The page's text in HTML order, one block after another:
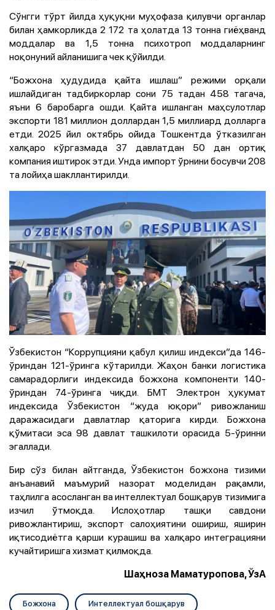
Сўнгги тўрт йилда ҳуқуқни муҳофаза қилувчи органлар
билан ҳамкорликда 2 172 та ҳолатда 13 тонна гиёҳванд
моддалар ва 1,5 тонна психотроп моддаларнинг
ноқонуний айланишига чек қўйилди.
“Божхона ҳудудида қайта ишлаш” режими орқали
ишлайдиган тадбиркорлар сони 75 тадан 458 тагача,
яъни 6 баробарга ошди. Қайта ишланган маҳсулотлар
экспорти 181 миллион доллардан 1,5 миллиард долларга
етди. 2025 йил октябрь ойида Тошкентда ўтказилган
халқаро кўргазмада 37 давлатдан 50 дан ортиқ
компания иштирок этди. Унда импорт ўрнини босувчи 208
та лойиҳа шакллантирилди.
Ўзбекистон “Коррупцияни қабул қилиш индекси”да 146-
ўриндан 121-ўринга кўтарилди. Жаҳон банки логистика
самарадорлиги индексида божхона компоненти 140-
ўриндан 74-ўринга чиқди. БМТ Электрон ҳукумат
индексида Ўзбекистон “жуда юқори” ривожланиш
даражасидаги давлатлар қаторига кирди. Божхона
қўмитаси эса 98 давлат ташкилоти орасида 5-ўринни
эгаллади.
Бир сўз билан айтганда, Ўзбекистон божхона тизими
анъанавий маъмурий назорат моделидан рақамли,
таҳлилга асосланган ва интеллектуал бошқарув тизимига
изчил ўтмоқда. Ислоҳотлар ташқи савдони
ривожлантириш, экспорт салоҳиятини ошириш, яширин
иқтисодиётга қарши курашиш ва халқаро интеграцияни
кучайтиришга хизмат қилмоқда.
Шаҳноза Маматуропова, ЎзА
Божхона Интеллектуал бошқарув